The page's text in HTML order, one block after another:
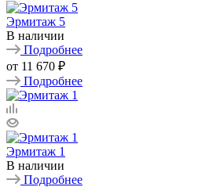
Эрмитаж 5
В наличии
Подробнее
от 11 670 ₽
Подробнее
Эрмитаж 1
В наличии
Подробнее